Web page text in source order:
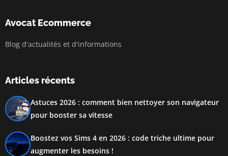
Avocat Ecommerce
Blog d'actualités et d'informations
Articles récents
Astuces 2026 : comment bien nettoyer son navigateur
pour booster sa vitesse
Boostez vos Sims 4 en 2026 : code triche ultime pour
augmenter les besoins !